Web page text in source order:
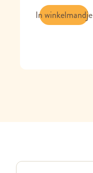
In winkelmandje